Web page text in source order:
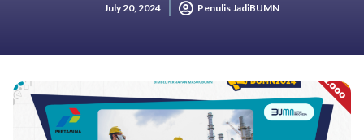
July 20, 2024 Penulis JadiBUMN